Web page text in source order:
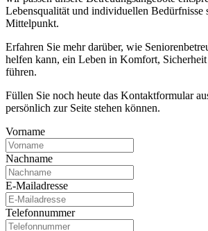
Lebensqualität und individuellen Bedürfnisse
Mittelpunkt.
Erfahren Sie mehr darüber, wie
helfen kann, ein Leben in Komfort,
führen.
Füllen Sie noch heute das Kontaktformular
persönlich zur Seite stehen können.
Vorname
Nachname
E-Mailadresse
Telefonnummer